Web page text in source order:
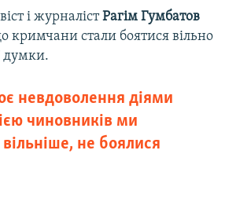
і журналістРагім Гумбатов
кримчани стали боятися вільно
думки.
невдоволення діями
чиновників ми
не боялися